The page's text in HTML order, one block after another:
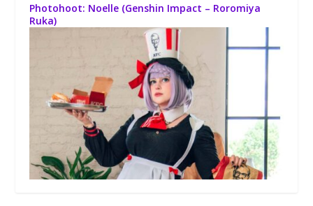
Photohoot: Noelle (Genshin Impact – Roromiya
Ruka)